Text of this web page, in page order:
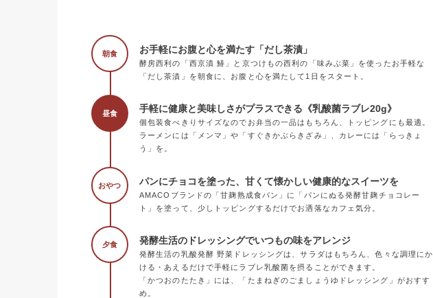
朝食 お手軽にお腹と心を満たす「だし茶漬」
酵房西利の「西京漬 鰆」と京つけもの西利の「味みぶ菜」を使ったお手軽な
「だし茶漬」を朝食に、お腹と心を満たして1日をスタート。
昼食 手軽に健康と美味しさがプラスできる《乳酸菌ラブレ20g》
個包装食べきりサイズなのでお弁当の一品はもちろん、トッピングにも最適。
ラーメンには「メンマ」や「すぐきかぶらきざみ」、カレーには「らっきょ
う」を。
おやつ パンにチョコを塗った、甘くて懐かしい健康的なスイーツを
AMACOブランドの「甘麹熟成食パン」に「パンにぬる発酵甘麹チョコレー
ト」を塗って、少しトッピングするだけでお洒落なカフェ気分。
夕食 発酵生活のドレッシングでいつもの味をアレンジ
発酵生活の乳酸発酵 野菜ドレッシングは、サラダはもちろん、色々な調理にか
ける・あえるだけで手軽にラブレ乳酸菌を摂ることができます。
「かつおのたたき」には、「たまねぎのごましょうゆドレッシング」がおすす
め。